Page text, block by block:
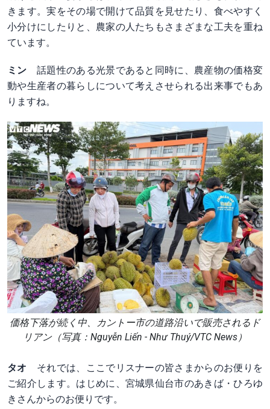
きます。実をその場で開けて品質を見せたり、食べやすく
小分けにしたりと、農家の人たちもさまざまな工夫を重ね
ています。
ミン 話題性のある光景であると同時に、農産物の価格変
動や生産者の暮らしについて考えさせられる出来事でもあ
りますね。
価格下落が続く中、カントー市の道路沿いで販売されるド
リアン（写真：Nguyễn Liến - Như Thuý/VTC News）
タオ それでは、ここでリスナーの皆さまからのお便りを
ご紹介します。はじめに、宮城県仙台市のあきば・ひろゆ
きさんからのお便りです。